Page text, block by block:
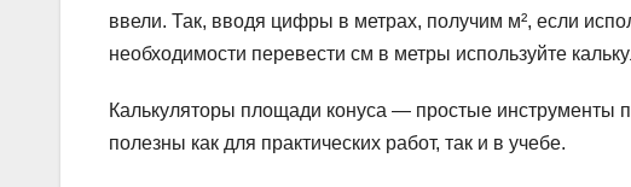
ввели. Так, вводя цифры в метрах, получим м², если
необходимости перевести см в метры используйте
Калькуляторы площади конуса — простые инструменты
полезны как для практических работ, так и в учебе.